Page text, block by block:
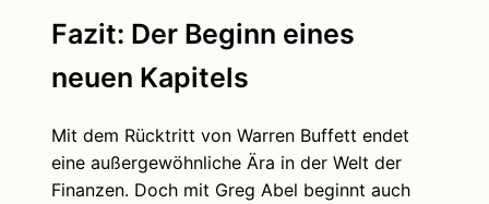
Fazit: Der Beginn eines
neuen Kapitels
Mit dem Rücktritt von Warren Buffett endet
eine außergewöhnliche Ära in der Welt der
Finanzen. Doch mit Greg Abel beginnt auch